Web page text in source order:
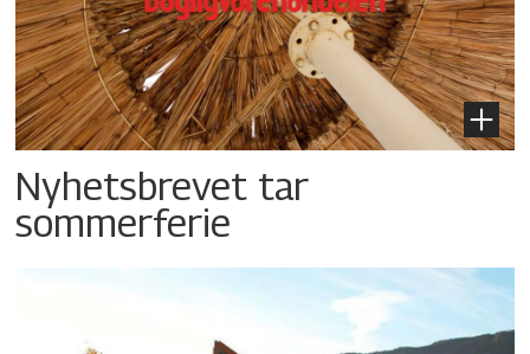
Nyhetsbrevet tar
sommerferie